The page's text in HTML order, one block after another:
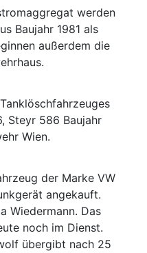
werden
Baujahr 1981 als
außerdem die
Steyr 586 Baujahr
Wien.
der Marke VW
angekauft.
Wiedermann. Das
noch im Dienst.
übergibt nach 25